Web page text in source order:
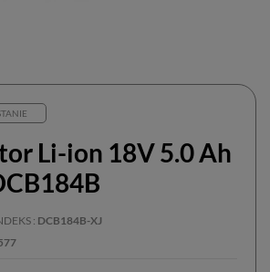
Li-ion 18V 5.0 Ah
DCB184B-XJ